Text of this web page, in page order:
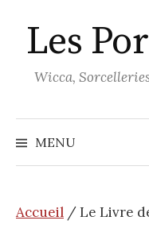
au
contenu
Les
Wicca,
MENU
Accueil / Le Livre